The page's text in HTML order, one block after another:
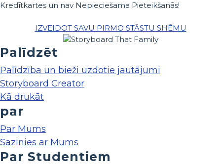
Kredītkartes un nav Nepieciešama Pieteikšanās!
IZVEIDOT SAVU PIRMO STĀSTU SHĒMU
Palīdzēt
Palīdzība un bieži uzdotie jautājumi
Storyboard Creator
Kā drukāt
par
Par Mums
Sazinies ar Mums
Par Studentiem